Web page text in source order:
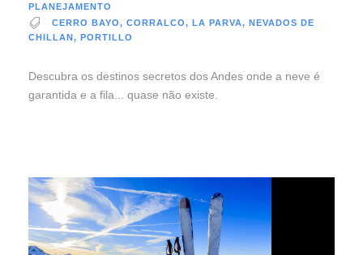
PLANEJAMENTO
CERRO BAYO, CORRALCO, LA PARVA, NEVADOS DE
CHILLAN, PORTILLO
Descubra os destinos secretos dos Andes onde a neve é
garantida e a fila... quase não existe.